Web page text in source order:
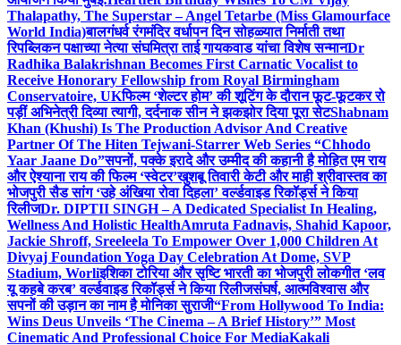
Thalapathy, The Superstar – Angel Tetarbe (Miss Glamourface
World India)बालगंधर्व रंगमंदिर वर्धापन दिन सोहळ्यात निर्माती तथा
रिपब्लिकन पक्षाच्या नेत्या संघमित्रा ताई गायकवाड यांचा विशेष सन्मानDr
Radhika Balakrishnan Becomes First Carnatic Vocalist to
Receive Honorary Fellowship from Royal Birmingham
Conservatoire, UKफिल्म ‘शेल्टर होम’ की शूटिंग के दौरान फूट-फूटकर रो
पड़ीं अभिनेत्री दिव्या त्यागी, दर्दनाक सीन ने झकझोर दिया पूरा सेटShabnam
Khan (Khushi) Is The Production Advisor And Creative
Partner Of The Hiten Tejwani-Starrer Web Series “Chhodo
Yaar Jaane Do”सपनों, पक्के इरादे और उम्मीद की कहानी है मोहित एम राय
और ऐश्याना राय की फिल्म ‘स्वेटर’खुशबू तिवारी केटी और माही श्रीवास्तव का
भोजपुरी सैड सांग ‘उहे अंखिया रोवा दिहला’ वर्ल्डवाइड रिकॉर्ड्स ने किया
रिलीजDr. DIPTII SINGH – A Dedicated Specialist In Healing,
Wellness And Holistic HealthAmruta Fadnavis, Shahid Kapoor,
Jackie Shroff, Sreeleela To Empower Over 1,000 Children At
Divyaj Foundation Yoga Day Celebration At Dome, SVP
Stadium, Worliइशिका टोरिया और सृष्टि भारती का भोजपुरी लोकगीत ‘लव
यू कहबे करब’ वर्ल्डवाइड रिकॉर्ड्स ने किया रिलीजसंघर्ष, आत्मविश्वास और
सपनों की उड़ान का नाम है मोनिका सुराजी“From Hollywood To India:
Wins Deus Unveils ‘The Cinema – A Brief History’” Most
Cinematic And Professional Choice For MediaKakali